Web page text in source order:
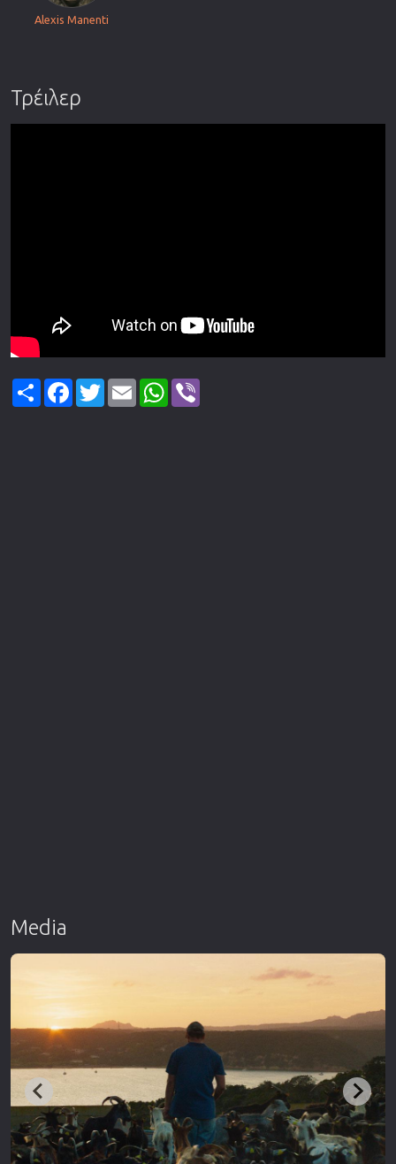
Alexis Manenti
Τρέιλερ
ShareFacebook
TwitterEmail WhatsApp
Media